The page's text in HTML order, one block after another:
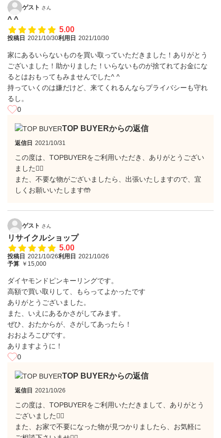
ゲスト さん
^ ^
5.00
投稿日 2021/10/30利用日 2021/10/30
家にあるいらないものを買い取っていただきました！ありがとう
ございました！助かりました！いらないものが捨てれてお金にな
るとはおもってもみませんでした^ ^
持っていくのは嫌だけど、来てくれるんならプライバシーも守れ
るし。
0
TOP BUYERからの返信
返信日 2021/10/31
この度は、TOPBUYERをご利用いただき、ありがとうござい
ました🙇‍♂️
また、不要な物がございましたら、出張いたしますので、宜
しくお願いいたします🤲
ゲスト さん
リサイクルショップ
5.00
投稿日 2021/10/26利用日 2021/10/26
予算 ￥15,000
ダイヤモンドピンキーリングです。
高額で買い取りして、もらってよかったです
ありがとうございました。
また、いえにあるかさがしてみます。
ぜひ、おたからが、さがしてあったら！
おおよろこびです。
ありますように！
0
TOP BUYERからの返信
返信日 2021/10/26
この度は、TOPBUYERをご利用いただきまして、ありがとう
ございました🙇‍♂️
また、お家で不要になった物が見つかりましたら、お気軽に